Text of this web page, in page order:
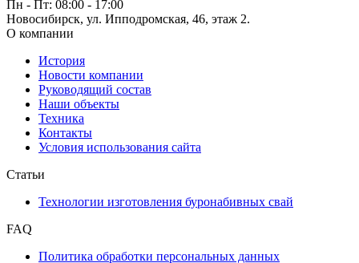
Пн - Пт: 08:00 - 17:00
Новосибирск, ул. Ипподромская, 46, этаж 2.
О компании
История
Новости компании
Руководящий состав
Наши объекты
Техника
Контакты
Условия использования сайта
Статьи
Технологии изготовления буронабивных свай
FAQ
Политика обработки персональных данных